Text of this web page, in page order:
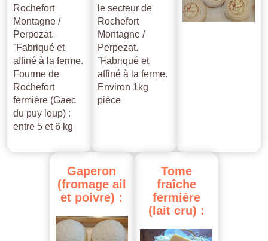
Rochefort
Montagne /
Perpezat.
¨Fabriqué et
affiné à la ferme.
Fourme de
Rochefort
fermière (Gaec
du puy loup) :
entre 5 et 6 kg
le secteur de
Rochefort
Montagne /
Perpezat.
¨Fabriqué et
affiné à la ferme.
Environ 1kg
pièce
Gaperon
(fromage ail
et poivre) :
Tome
fraîche
fermière
(lait cru) :